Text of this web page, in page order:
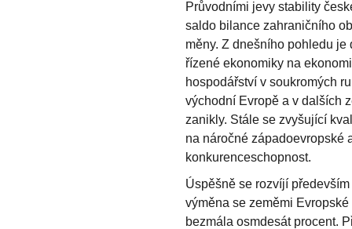
Průvodními jevy stability
saldo bilance zahraničního
měny. Z dnešního pohledu
řízené ekonomiky na
hospodářství v soukromých
východní Evropě a v dalších
zanikly. Stále se zvyšující
na náročné západoevropské
konkurenceschopnost.
Úspěšně se rozvíjí
výměna se zeměmi
bezmála osmdesát procent.